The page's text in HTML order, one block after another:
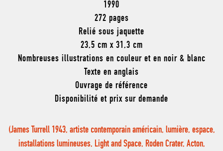
1990
272 pages
Relié sous jaquette
23,5 cm x 31,3 cm
Nombreuses illustrations en couleur et en noir & blanc
Texte en anglais
Ouvrage de référence
Disponibilité et prix sur demande
(James Turrell 1943, artiste contemporain américain, lumière, espace,
installations lumineuses, Light and Space, Roden Crater, Acton,